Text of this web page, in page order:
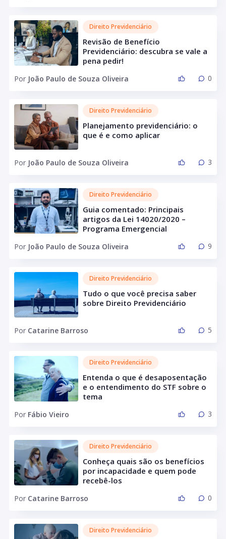
Direito Previdenciário
Revisão de Benefício
Previdenciário: descubra se vale a
pena pedir!
Por João Paulo de Souza Oliveira 0
Direito Previdenciário
Planejamento previdenciário: o
que é e como aplicar
Por João Paulo de Souza Oliveira 3
Direito Previdenciário
Guia comentado: Principais
artigos da Lei 14020/2020 –
Programa Emergencial
Por João Paulo de Souza Oliveira 9
Direito Previdenciário
Tudo o que você precisa saber
sobre Direito Previdenciário
Por Catarine Barroso 5
Direito Previdenciário
Entenda o que é desaposentação
e o entendimento do STF sobre o
tema
Por Fábio Vieiro 3
Direito Previdenciário
Conheça quais são os benefícios
por incapacidade e quem pode
recebê-los
Por Catarine Barroso 0
Direito Previdenciário